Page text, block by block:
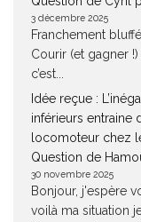
3 décembre 2025
Franchement
Courir (et gagner
c’est...
Idée reçue :
inférieurs entraine
locomoteur chez
Question de
30 novembre 2025
Bonjour, j'espère
voilà ma situation